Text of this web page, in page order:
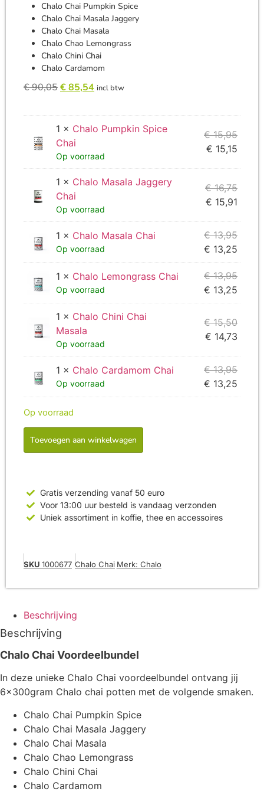
Chalo Chai Pumpkin Spice
Chalo Chai Masala Jaggery
Chalo Chai Masala
Chalo Chao Lemongrass
Chalo Chini Chai
Chalo Cardamom
€90,05€85,54 incl btw
1 × Chalo Pumpkin Spice
Chai
Op voorraad
€15,95
€ 15,15
1 × Chalo Masala Jaggery
Chai
Op voorraad
€16,75
€ 15,91
1 × Chalo Masala Chai
Op voorraad
€13,95
€ 13,25
1 × Chalo Lemongrass Chai
Op voorraad
€13,95
€ 13,25
1 × Chalo Chini Chai
Masala
Op voorraad
€15,50
€ 14,73
1 × Chalo Cardamom Chai
Op voorraad
€13,95
€ 13,25
Op voorraad
Toevoegen aan winkelwagen
Gratis verzending vanaf 50 euro
Voor 13:00 uur besteld is vandaag verzonden
Uniek assortiment in koffie, thee en accessoires
SKU 1000677 Chalo Chai Merk: Chalo
Beschrijving
Beschrijving
Chalo Chai Voordeelbundel
In deze unieke Chalo Chai voordeelbundel ontvang jij
6x300gram Chalo chai potten met de volgende smaken.
Chalo Chai Pumpkin Spice
Chalo Chai Masala Jaggery
Chalo Chai Masala
Chalo Chao Lemongrass
Chalo Chini Chai
Chalo Cardamom